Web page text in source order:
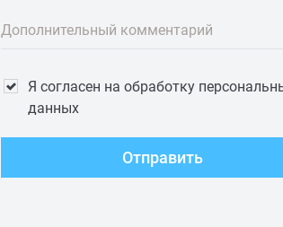
Дополнительный комментарий
Я согласен на обработку
данных
Отправить